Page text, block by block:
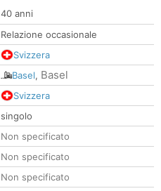
40 anni
Relazione occasionale
Svizzera
Basel, Basel
Svizzera
singolo
Non specificato
Non specificato
Non specificato